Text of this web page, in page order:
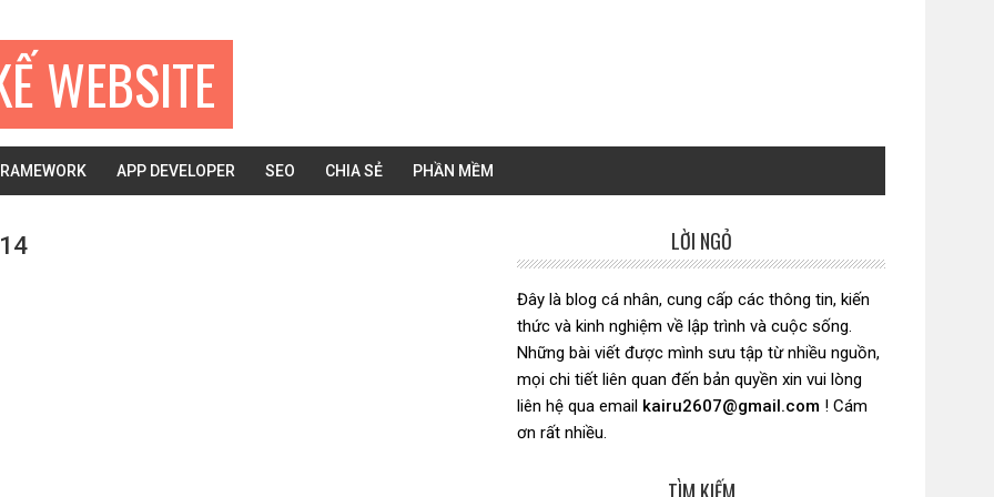
WEBSITE
APP DEVELOPER SEO CHIA SẺ PHẦN MỀM
chính
LỜI NGỎ
Đây là blog cá nhân, cung cấp các thông tin, kiến
thức và kinh nghiệm về lập trình và cuộc sống.
Những bài viết được mình sưu tập từ nhiều nguồn,
mọi chi tiết liên quan đến bản quyền xin vui lòng
liên hệ qua email kairu2607@gmail.com ! Cám
ơn rất nhiều.